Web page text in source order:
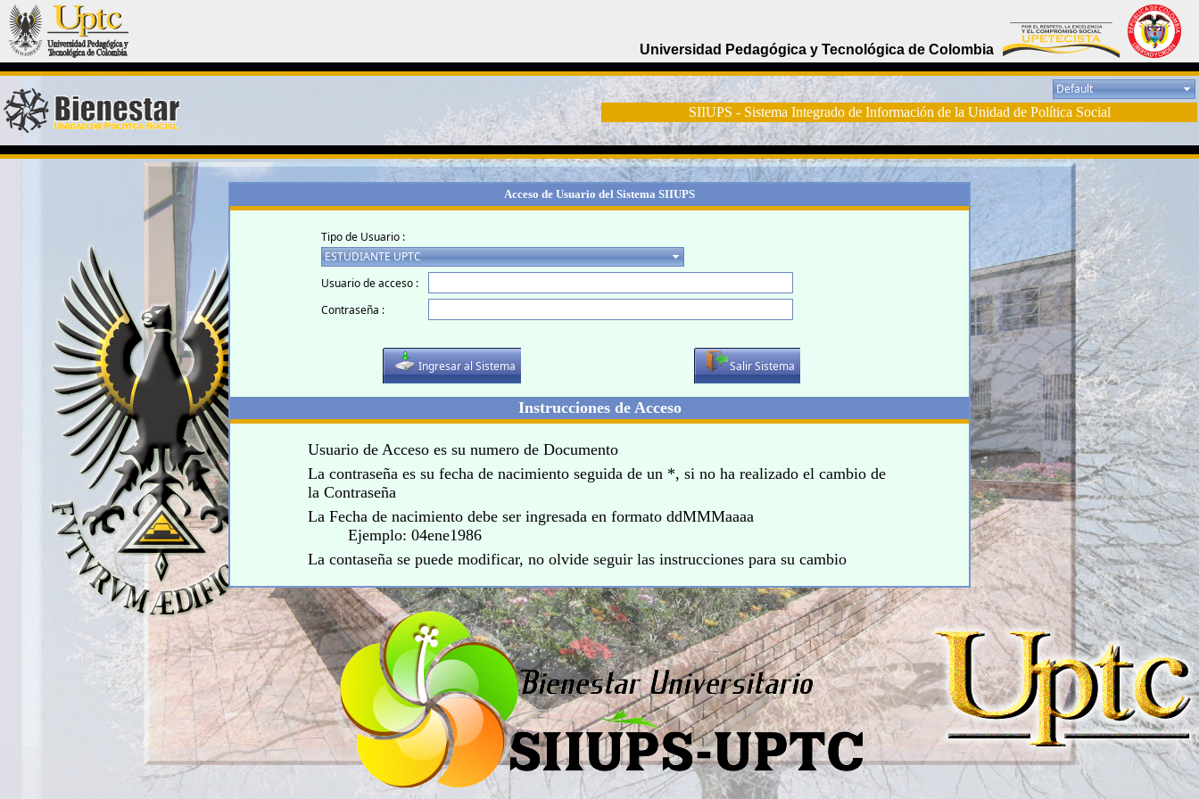
Universidad Pedagógica y Tecnológica de Colombia
SIIUPS - Sistema Integrado de Información de la Unidad de Política Social
Acceso de Usuario del Sistema SIIUPS
Tipo de Usuario :
Usuario de acceso :
Contraseña :
Instrucciones de Acceso
Usuario de Acceso es su numero de Documento
La contraseña es su fecha de nacimiento seguida de un *, si no ha realizado el cambio de
la Contraseña
La Fecha de nacimiento debe ser ingresada en formato ddMMMaaaa
Ejemplo: 04ene1986
La contaseña se puede modificar, no olvide seguir las instrucciones para su cambio